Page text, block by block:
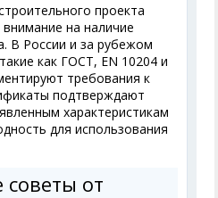
проекта
на наличие
В России и за рубежом
как ГОСТ, EN 10204 и
требования к
подтверждают
характеристикам
для использования
советы от